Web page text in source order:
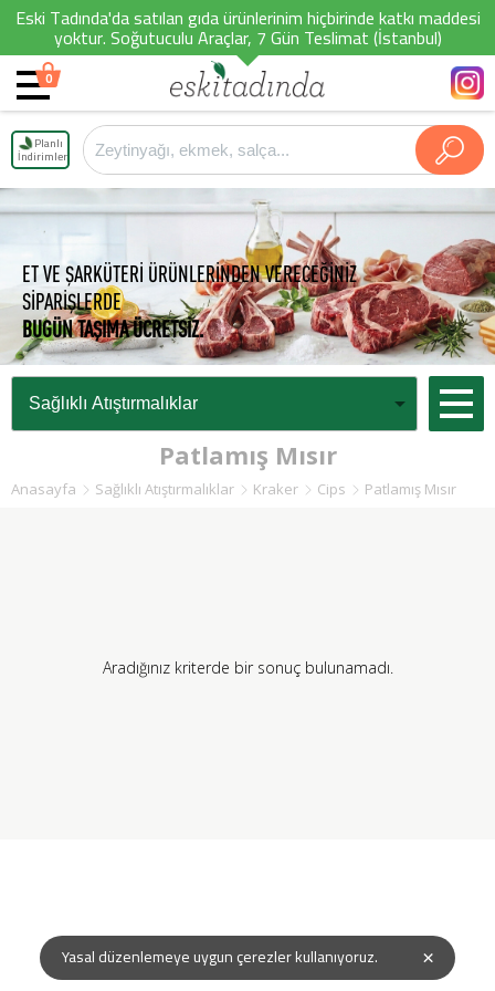
Eski Tadında'da satılan gıda ürünlerinim hiçbirinde katkı maddesi
yoktur. Soğutuculu Araçlar, 7 Gün Teslimat (İstanbul)
0
Planlı
İndirimler
ET VE ŞARKÜTERİ ÜRÜNLERİNDEN VERECEĞİNİZ
SİPARİŞLERDE
BUGÜN TAŞIMA ÜCRETSİZ.
Patlamış Mısır
Anasayfa Sağlıklı Atıştırmalıklar Kraker Cips Patlamış Mısır
Aradığınız kriterde bir sonuç bulunamadı.
Yasal düzenlemeye uygun çerezler kullanıyoruz. ×